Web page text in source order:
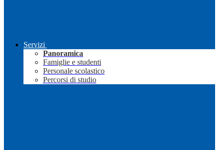
Servizi
Panoramica
Famiglie e studenti
Personale scolastico
Percorsi di studio